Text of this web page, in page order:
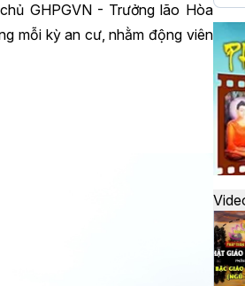
GHPGVN - Trưởng lão Hòa
mỗi kỳ an cư, nhằm động viên
Hà
đô
Hà
thứ
tư